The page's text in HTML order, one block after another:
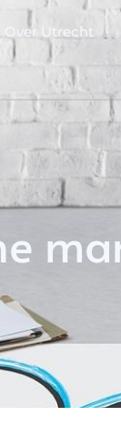
Over Utrecht